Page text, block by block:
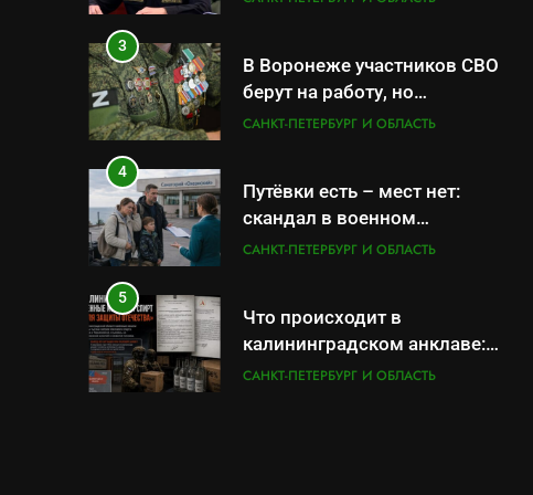
3
В Воронеже участников СВО
берут на работу, но
удержаться удаётся не всем
САНКТ-ПЕТЕРБУРГ И ОБЛАСТЬ
4
Путёвки есть – мест нет:
скандал в военном
санатории Владивостока
САНКТ-ПЕТЕРБУРГ И ОБЛАСТЬ
5
Что происходит в
калининградском анклаве:
военные изымают спирт
САНКТ-ПЕТЕРБУРГ И ОБЛАСТЬ